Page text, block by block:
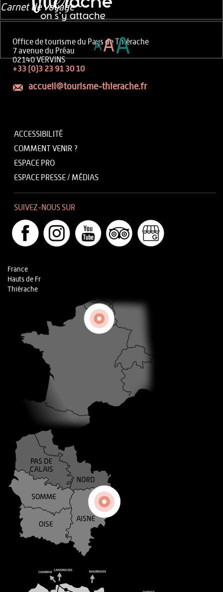
Office de tourisme du Pays de Thiérache
7 avenue du Préau
02140 VERVINS
+33 (0)3 23 91 30 10
accueil@tourisme-thierache.fr
ACCESSIBILITÉ
COMMENT VENIR ?
ESPACE PRO
ESPACE PRESSE / MÉDIAS
SUIVEZ-NOUS SUR
France
Hauts de Fr
Thiérache
Carnet de voyage
AAA